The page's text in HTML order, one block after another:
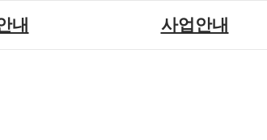
내 사업안내